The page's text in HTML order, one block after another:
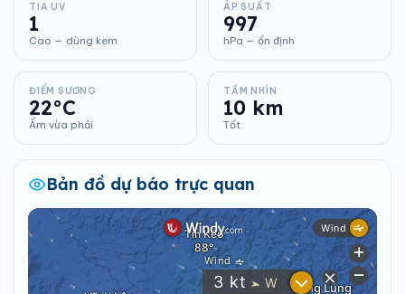
TIA UV
1
Cao — dùng kem
ÁP SUẤT
997
hPa — ổn định
ĐIỂM SƯƠNG
22°C
Ẩm vừa phải
TẦM NHÌN
10 km
Tốt
Bản đồ dự báo trực quan